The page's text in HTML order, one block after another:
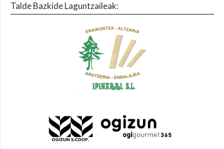
Talde Bazkide Laguntzaileak: